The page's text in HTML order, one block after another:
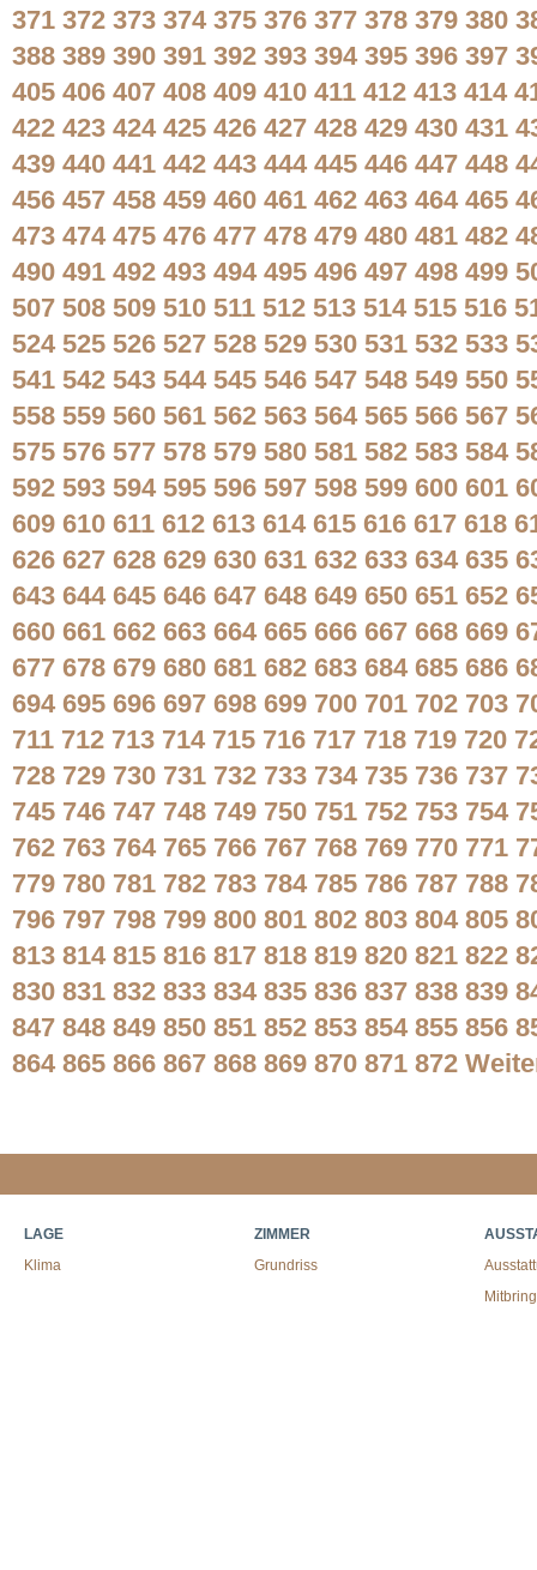
371 372 373 374 375 376 377 378 379 380
388 389 390 391 392 393 394 395 396 397
405 406 407 408 409 410 411 412 413 414
422 423 424 425 426 427 428 429 430 431
439 440 441 442 443 444 445 446 447 448
456 457 458 459 460 461 462 463 464 465
473 474 475 476 477 478 479 480 481 482
490 491 492 493 494 495 496 497 498 499
507 508 509 510 511 512 513 514 515 516
524 525 526 527 528 529 530 531 532 533
541 542 543 544 545 546 547 548 549 550
558 559 560 561 562 563 564 565 566 567
575 576 577 578 579 580 581 582 583 584
592 593 594 595 596 597 598 599 600 601
609 610 611 612 613 614 615 616 617 618
626 627 628 629 630 631 632 633 634 635
643 644 645 646 647 648 649 650 651 652
660 661 662 663 664 665 666 667 668 669
677 678 679 680 681 682 683 684 685 686
694 695 696 697 698 699 700 701 702 703
711 712 713 714 715 716 717 718 719 720
728 729 730 731 732 733 734 735 736 737
745 746 747 748 749 750 751 752 753 754
762 763 764 765 766 767 768 769 770 771
779 780 781 782 783 784 785 786 787 788
796 797 798 799 800 801 802 803 804 805
813 814 815 816 817 818 819 820 821 822
830 831 832 833 834 835 836 837 838 839
847 848 849 850 851 852 853 854 855 856
864 865 866 867 868 869 870 871 872
LAGE
Klima
ZIMMER
Grundriss